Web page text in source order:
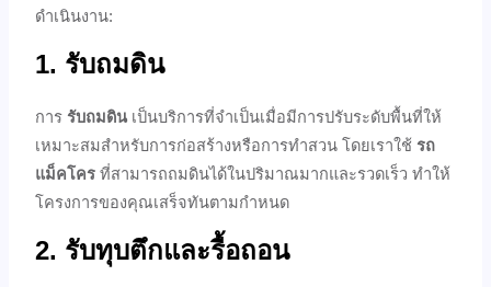
ดำเนินงาน:
1. รับถมดิน
การรับถมดินเป็นบริการที่จำเป็นเมื่อมีการปรับระดับพื้นที่ให้
เหมาะสมสำหรับการก่อสร้างหรือการทำสวน โดยเราใช้รถ
แม็คโคร ที่สามารถถมดินได้ในปริมาณมากและรวดเร็ว ทำให้
โครงการของคุณเสร็จทันตามกำหนด
2. รับทุบตึกและรื้อถอน